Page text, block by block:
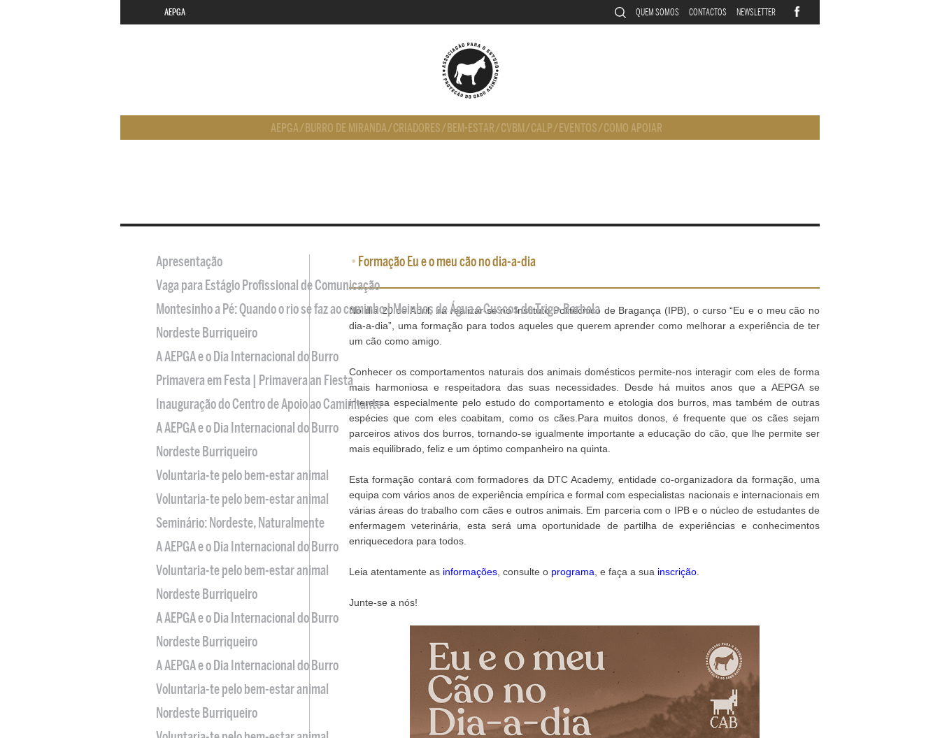
AEPGA QUEM SOMOS CONTACTOS NEWSLETTER
AEPGA/ BURRO DE MIRANDA/CRIADORES/ BEM-ESTAR/CVBM/CALP/ EVENTOS/COMO APOIAR
• Formação Eu e o meu cão no dia-a-dia
No dia 20 de Abril, irá realizar-se no Instituto Politécnico de Bragança (IPB), o curso “Eu e o meu cão no
dia-a-dia”, uma formação para todos aqueles que querem aprender como melhorar a experiência de ter
um cão como amigo.
Conhecer os comportamentos naturais dos animais domésticos permite-nos interagir com eles de forma
mais harmoniosa e respeitadora das suas necessidades. Desde há muitos anos que a AEPGA se
interessa especialmente pelo estudo do comportamento e etologia dos burros, mas também de outras
espécies que com eles coabitam, como os cães.Para muitos donos, é frequente que os cães sejam
parceiros ativos dos burros, tornando-se igualmente importante a educação do cão, que lhe permite ser
mais equilibrado, feliz e um óptimo companheiro na quinta.
Esta formação contará com formadores da DTC Academy, entidade co-organizadora da formação, uma
equipa com vários anos de experiência empírica e formal com especialistas nacionais e internacionais em
várias áreas do trabalho com cães e outros animais. Em parceria com o IPB e o núcleo de estudantes de
enfermagem veterinária, esta será uma oportunidade de partilha de experiências e conhecimentos
enriquecedora para todos.
Leia atentamente as informações , consulte o programa , e faça a sua inscrição
Junte-se a nós!
Apresentação
Vaga para Estágio Profissional de Comunicação
Montesinho a Pé: Quando o rio se faz ao caminho | Moinhos de Água e Cuscos de Trigo-Barbela
Nordeste Burriqueiro
A AEPGA e o Dia Internacional do Burro
Primavera em Festa | Primavera an Fiesta
Inauguração do Centro de Apoio ao Caminhante
A AEPGA e o Dia Internacional do Burro
Nordeste Burriqueiro
Voluntaria-te pelo bem-estar animal
Voluntaria-te pelo bem-estar animal
Seminário: Nordeste, Naturalmente
A AEPGA e o Dia Internacional do Burro
Voluntaria-te pelo bem-estar animal
Nordeste Burriqueiro
A AEPGA e o Dia Internacional do Burro
Nordeste Burriqueiro
A AEPGA e o Dia Internacional do Burro
Voluntaria-te pelo bem-estar animal
Nordeste Burriqueiro